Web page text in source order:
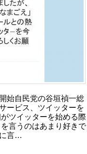
始自民党の谷垣禎一総
ービス、ツイッターを
ツイッターを始める際
言うのはあまり好きで
言…